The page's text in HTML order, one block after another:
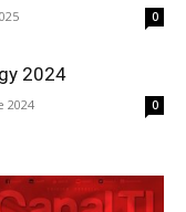
0
2024
2024 0